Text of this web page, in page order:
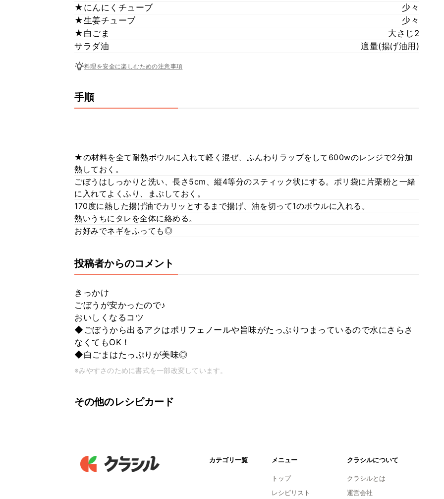
★にんにくチューブ
少々
★生姜チューブ
少々
★白ごま
大さじ2
サラダ油
適量(揚げ油用)
料理を安全に楽しむための注意事項
手順
★の材料を全て耐熱ボウルに入れて軽く混ぜ、ふんわりラップをして600wのレンジで2分加
熱しておく。
ごぼうはしっかりと洗い、長さ5cm、縦4等分のスティック状にする。ポリ袋に片栗粉と一緒
に入れてよくふり、まぶしておく。
170度に熱した揚げ油でカリッとするまで揚げ、油を切って1のボウルに入れる。
熱いうちにタレを全体に絡める。
お好みでネギをふっても◎
投稿者からのコメント
きっかけ
ごぼうが安かったので♪
おいしくなるコツ
◆ごぼうから出るアクはポリフェノールや旨味がたっぷりつまっているので水にさらさ
なくてもOK！
◆白ごまはたっぷりが美味◎
※みやすさのために書式を一部改変しています。
その他のレシピカード
カテゴリ一覧 メニュー
トップ
レシピリスト
クラシルについて
クラシルとは
運営会社